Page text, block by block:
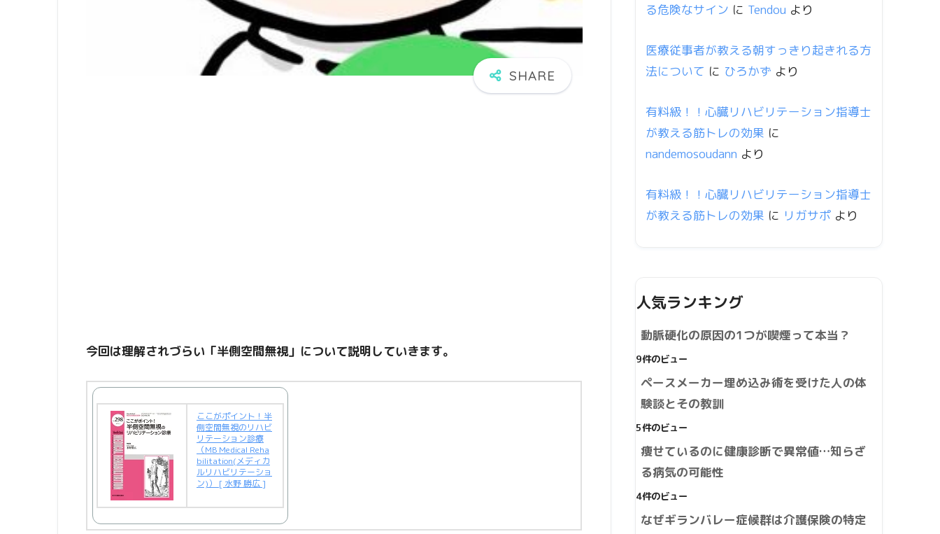
今回は理解されづらい「半側空間無視」について説明していきます。
ここがポイント！半
側空間無視のリハビ
リテーション診療
（MB Medical Reha
bilitation(メディカ
ルリハビリテーショ
ン)） [ 水野 勝広 ]
る危険なサイン に Tendou より
医療従事者が教える朝すっきり起きれる方
法について に ひろかず より
有料級！！心臓リハビリテーション指導士
が教える筋トレの効果 に
nandemosoudann より
有料級！！心臓リハビリテーション指導士
が教える筋トレの効果 に リガサポ より
人気ランキング
動脈硬化の原因の1つが喫煙って本当？
9件のビュー
ペースメーカー埋め込み術を受けた人の体
験談とその教訓
5件のビュー
痩せているのに健康診断で異常値…知らざ
る病気の可能性
4件のビュー
なぜギランバレー症候群は介護保険の特定